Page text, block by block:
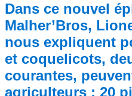
Dans ce nouvel
Malher’Bros,
nous expliquent
et coquelicots,
courantes,
agriculteurs : 20